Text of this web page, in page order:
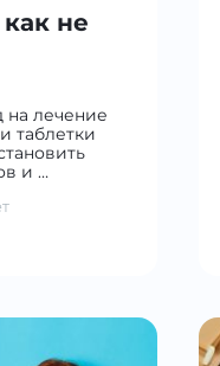
не
на лечение
таблетки
и …